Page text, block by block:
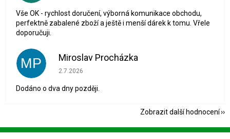
Vše OK - rychlost doručení, výborná komunikace obchodu,
perfektně zabalené zboží a ještě i menší dárek k tomu. Vřele
doporučuji.
MP Miroslav Procházka
Hodnocení obchodu je 1 z 5 hvězdiček.
2.7.2026
Dodáno o dva dny později.
Zobrazit další hodnocení
Z